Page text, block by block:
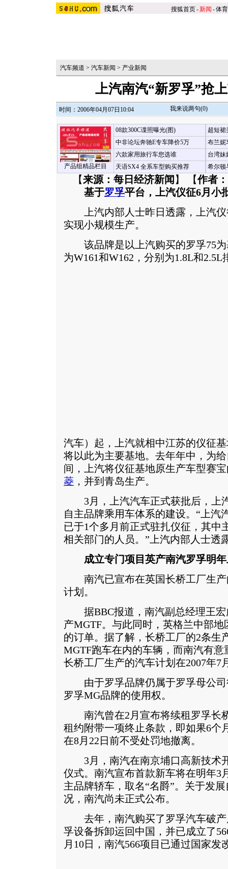
搜狐首页-新闻 -体育
汽车频道 > 汽车新闻 > 产业新闻
上汽南汽“新罗孚”抢
时间：2006年04月07日10:04 我来说两句(0)
产品组精品栏目
08款300C谍照曝光(图)
中非论坛奔驰E专车降价5万
六款家用旅行车您选谁
天语SX4 全系车型购买推荐
超短裙
布兰妮
台湾妹
希尔顿
【来源：每日经济新闻 】 【作者
基于罗孚平台，上汽仪征6月小
上汽内部人士昨日透露，上汽仪
实现小规模生产。
该品牌是以上汽购买的罗孚75为
为W161和W162，分别为1.8L和
汽车）起，上汽就相中江苏的仪征
将以此为主要基地。去年年中，为
间，上汽将仪征基地原生产车型赛
菱 ，并到青岛生产。
3月，上汽汽车正式获批后，上
自主品牌乘用车体系的建设。“上汽
已于1个多月前正式驻扎仪征，其中
相关部门的人员。”上汽内部人士透
成立专门项目英产南汽罗孚明
南汽已宣布在英国长桥工厂生产
计划。
据BBC报道，南汽副总经理王宏
产MGTF。与此同时，英格兰中部
的订单。据了解，长桥工厂的2条生
MGTF跑车在内的车辆，而南汽有
长桥工厂生产的汽车计划在2007年7
由于罗孚品牌仍属于罗孚母公司
罗孚MG品牌的使用权。
南汽曾在2月宣布将续租罗孚长
租约附带一项终止条款，即如果6个
在8月22日前不受处罚地撤离。
3月，南汽在南京埔口高新技术
仪式。南汽宣布首款新车将在明年3
主品牌轿车，取名“名爵”。关于发
况，南汽尚未正式公布。
去年，南汽购买了罗孚汽车破产
孚设备拆卸运回中国，并已成立了
月10日，南汽566项目已通过国家发